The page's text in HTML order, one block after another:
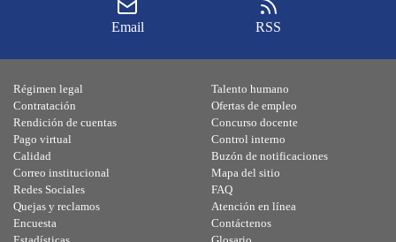
Email RSS
Régimen legal
Contratación
Rendición de cuentas
Pago virtual
Calidad
Talento humano
Ofertas de empleo
Concurso docente
Control interno
Buzón de notificaciones
Correo institucional
Redes Sociales
Quejas y reclamos
Encuesta
Mapa del sitio
FAQ
Atención en línea
Contáctenos